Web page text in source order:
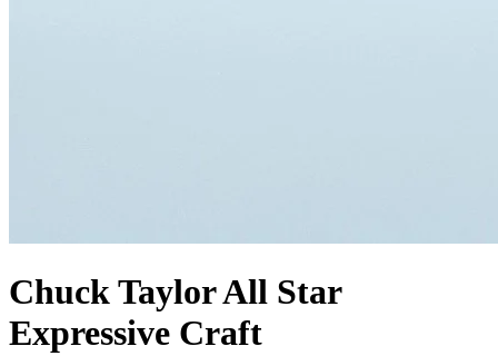
Chuck Taylor All Star
Expressive Craft